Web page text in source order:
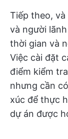
Tiếp theo,
và người
thời gian và
Việc cài đặt
điểm kiểm
nhưng cần
xúc để thực
dự án được